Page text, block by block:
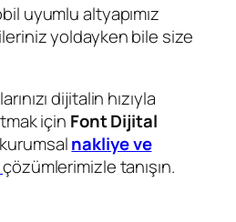
uyumlu altyapımız
yoldayken bile size
dijitalin hızıyla
için Font Dijital
nakliye ve
çözümlerimizle tanışın.